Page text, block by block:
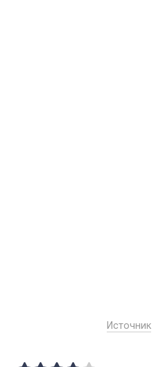
Источник